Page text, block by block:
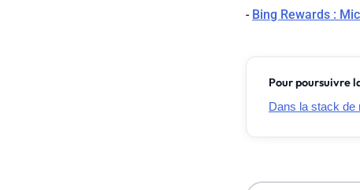
- Bing Rewards :
Pour poursuivre
Dans la stack de